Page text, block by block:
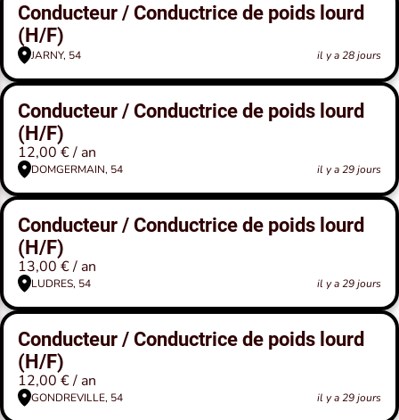
Conducteur / Conductrice de poids lourd
(H/F)
JARNY, 54 il y a 28 jours
Conducteur / Conductrice de poids lourd
(H/F)
12,00 € / an
DOMGERMAIN, 54 il y a 29 jours
Conducteur / Conductrice de poids lourd
(H/F)
13,00 € / an
LUDRES, 54 il y a 29 jours
Conducteur / Conductrice de poids lourd
(H/F)
12,00 € / an
GONDREVILLE, 54 il y a 29 jours